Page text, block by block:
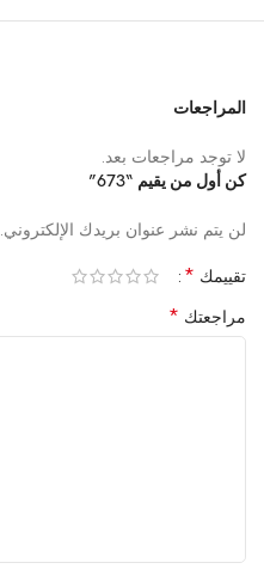
المراجعات
لا توجد مراجعات بعد.
كن أول من يقيم “673”
لن يتم نشر عنوان بريدك الإلكتروني.
تقييمك *
مراجعتك *